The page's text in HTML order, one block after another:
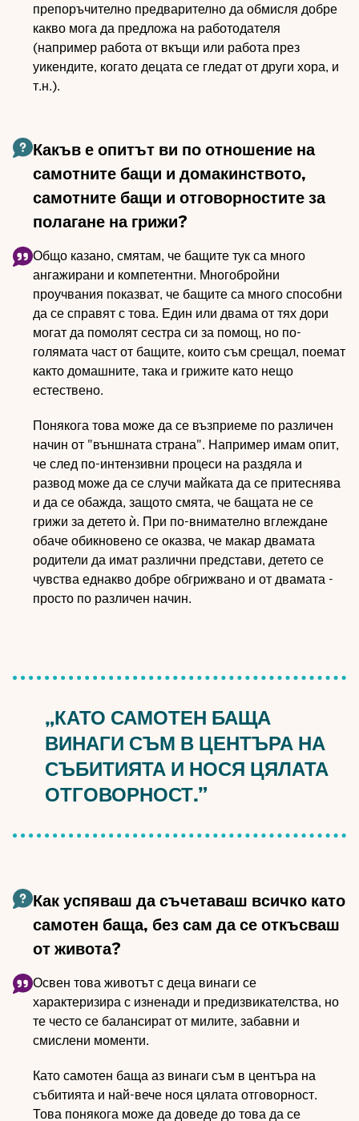
препоръчително предварително да обмисля добре
какво мога да предложа на работодателя
(например работа от вкъщи или работа през
уикендите, когато децата се гледат от други хора, и
т.н.).
Какъв е опитът ви по отношение на
самотните бащи и домакинството,
самотните бащи и отговорностите за
полагане на грижи?
Общо казано, смятам, че бащите тук са много
ангажирани и компетентни. Многобройни
проучвания показват, че бащите са много способни
да се справят с това. Един или двама от тях дори
могат да помолят сестра си за помощ, но по-
голямата част от бащите, които съм срещал, поемат
както домашните, така и грижите като нещо
естествено.
Понякога това може да се възприеме по различен
начин от "външната страна". Например имам опит,
че след по-интензивни процеси на раздяла и
развод може да се случи майката да се притеснява
и да се обажда, защото смята, че бащата не се
грижи за детето ѝ. При по-внимателно вглеждане
обаче обикновено се оказва, че макар двамата
родители да имат различни представи, детето се
чувства еднакво добре обгрижвано и от двамата -
просто по различен начин.
„КАТО САМОТЕН БАЩА
ВИНАГИ СЪМ В ЦЕНТЪРА НА
СЪБИТИЯТА И НОСЯ ЦЯЛАТА
ОТГОВОРНОСТ.”
Как успяваш да съчетаваш всичко като
самотен баща, без сам да се откъсваш
от живота?
Освен това животът с деца винаги се
характеризира с изненади и предизвикателства, но
те често се балансират от милите, забавни и
смислени моменти.
Като самотен баща аз винаги съм в центъра на
събитията и най-вече нося цялата отговорност.
Това понякога може да доведе до това да се